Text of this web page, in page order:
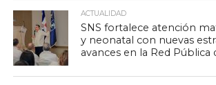
ACTUALIDAD
SNS fortalece atención
y neonatal con nuevas
avances en la Red Pública